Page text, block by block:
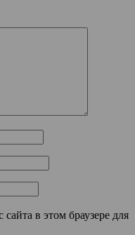
в этом браузере для